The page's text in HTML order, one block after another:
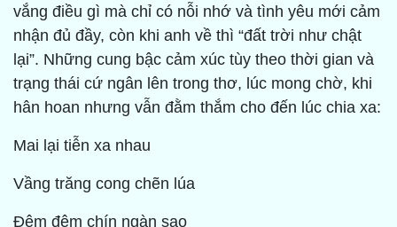
vắng điều gì mà chỉ có nỗi nhớ và tình yêu mới cảm
nhận đủ đầy, còn khi anh về thì “đất trời như chật
lại”. Những cung bậc cảm xúc tùy theo thời gian và
trạng thái cứ ngân lên trong thơ, lúc mong chờ, khi
hân hoan nhưng vẫn đằm thắm cho đến lúc chia xa:
Mai lại tiễn xa nhau
Vầng trăng cong chẽn lúa
Ðêm đêm chín ngàn sao